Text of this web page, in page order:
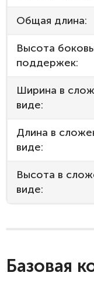
Общая длина:
Высота
поддержек:
Ширина в
виде:
Длина в
виде:
Высота в
виде:
Базовая